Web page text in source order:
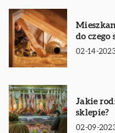
do czego
02-14-
Jakie
sklepie?
02-09-